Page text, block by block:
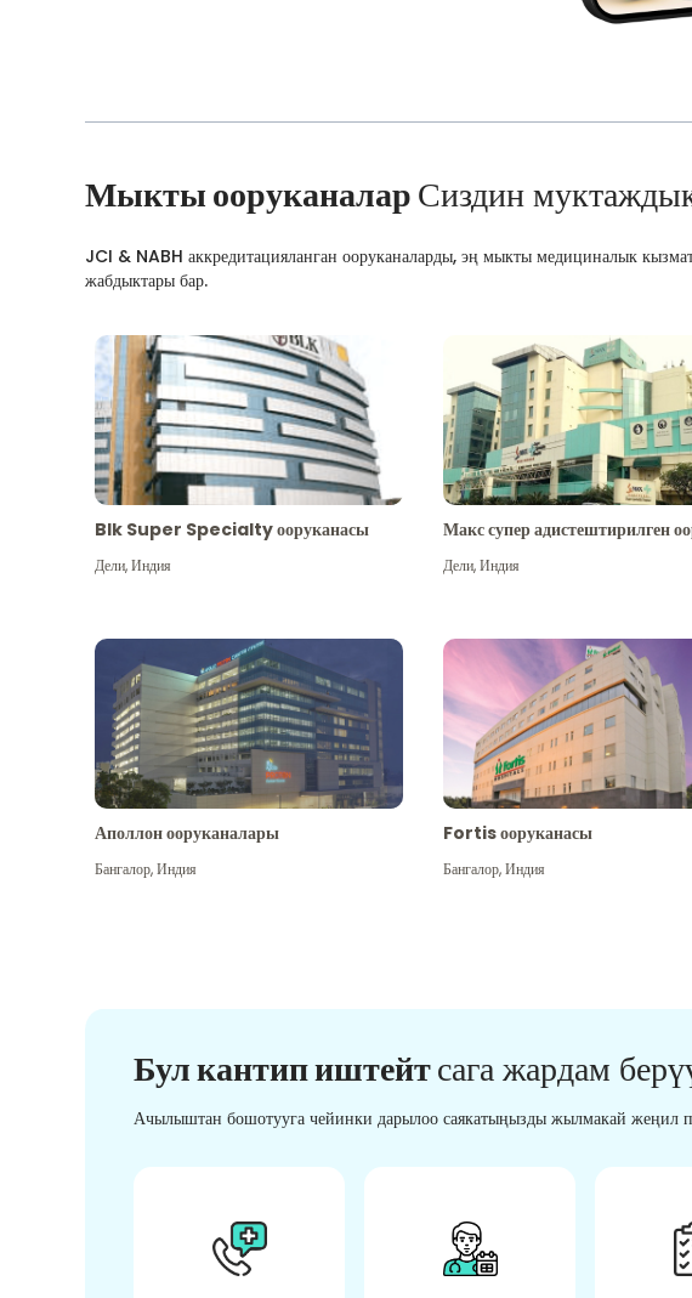
Мыкты ооруканаларСиздин
JCI & NABH аккредитацияланган ооруканаларды, эң мыкты медициналык
жабдыктары бар.
Blk Super Specialty ооруканасы
Дели,Индия
Макс супер адистештирилген
Дели,Индия
Аполлон ооруканалары
Бангалор,Индия
Fortis ооруканасы
Бангалор,Индия
Бул кантип иштейтсага жардам
Ачылыштан бошотууга чейинки дарылоо саякатыңызды жылмакай жеңил